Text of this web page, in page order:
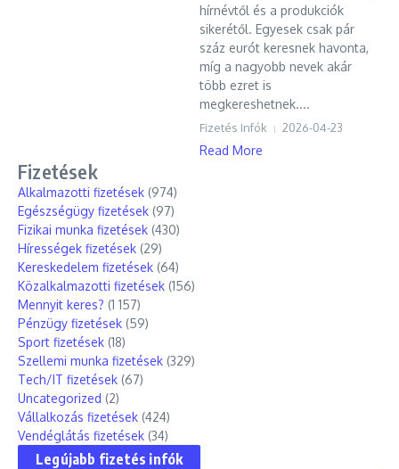
hírnévtől és a produkciók
sikerétől. Egyesek csak pár
száz eurót keresnek havonta,
míg a nagyobb nevek akár
több ezret is
megkereshetnek....
Fizetés Infók 2026-04-23
Read More
Fizetések
Alkalmazotti fizetések (974)
Egészségügy fizetések (97)
Fizikai munka fizetések (430)
Hírességek fizetések (29)
Kereskedelem fizetések (64)
Közalkalmazotti fizetések (156)
Mennyit keres? (1 157)
Pénzügy fizetések (59)
Sport fizetések (18)
Szellemi munka fizetések (329)
Tech/IT fizetések (67)
Uncategorized (2)
Vállalkozás fizetések (424)
Vendéglátás fizetések (34)
Legújabb fizetés infók